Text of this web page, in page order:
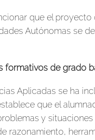
que el
Autónomas se
formativos de grado
Aplicadas se ha
que el
y
razonamiento,